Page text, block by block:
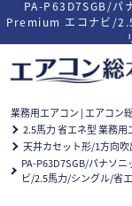
PA-P63D7SGB/パ
Premium エコナビ/
業務用エアコン | エアコン
2.5馬力 省エネ型 業務用
天井カセット形/1方向
PA-P63D7SGB/パナソ
ビ/2.5馬力/シングル/省